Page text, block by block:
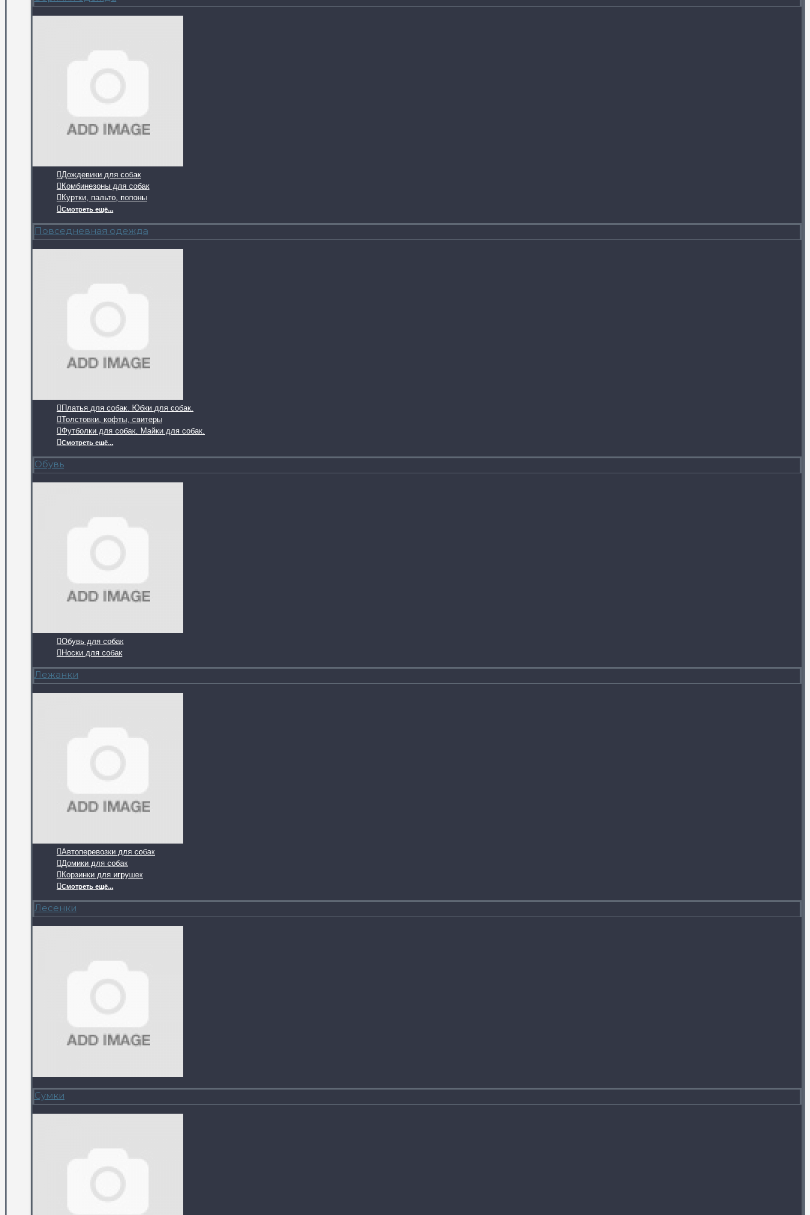
Дождевики для собак
Комбинезоны для собак
Куртки, пальто, попоны
Смотреть ещё...
Повседневная одежда
Платья для собак. Юбки для собак.
Толстовки, кофты, свитеры
Футболки для собак. Майки для собак.
Смотреть ещё...
Обувь
Обувь для собак
Носки для собак
Лежанки
Автоперевозки для собак
Домики для собак
Корзинки для игрушек
Смотреть ещё...
Лесенки
Сумки